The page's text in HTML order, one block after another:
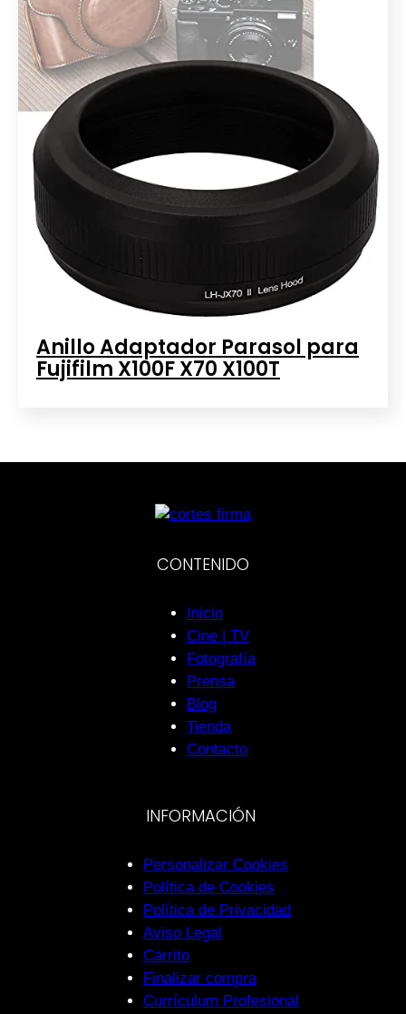
Anillo Adaptador Parasol para
Fujifilm X100F X70 X100T
CONTENIDO
Inicio
Cine | TV
Fotografía
Prensa
Blog
Tienda
Contacto
INFORMACIÓN
Personalizar Cookies
Política de Cookies
Política de Privacidad
Aviso Legal
Carrito
Finalizar compra
Currículum Profesional